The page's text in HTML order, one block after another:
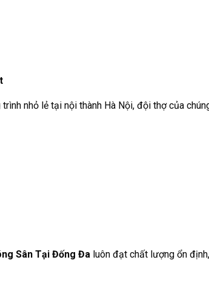
nhỏ lẻ tại nội thành Hà Nội, đội thợ của
Sân Tại Đống Đa luôn đạt chất lượng ổn